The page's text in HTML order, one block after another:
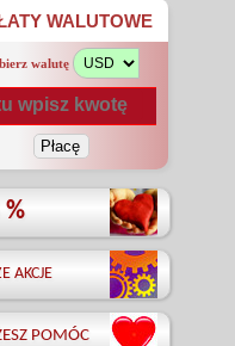
WALUTOWE
walutę
%
AKCJE
POMÓC